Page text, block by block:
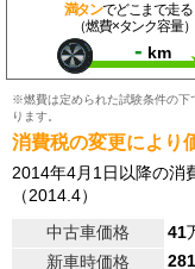
満タンでどこまで走る
（燃費×タンク容量）
- km
※燃費は定められた試験条件の下
ります。
消費税の変更により
2014年4月1日以降の消
（2014.4）
中古車価格
41
新車時価格
281